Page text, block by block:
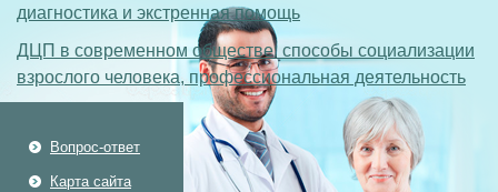
диагностика и экстренная помощь
ДЦП в современном обществе: способы социализации
взрослого человека, профессиональная деятельность
Вопрос-ответ
Карта сайта